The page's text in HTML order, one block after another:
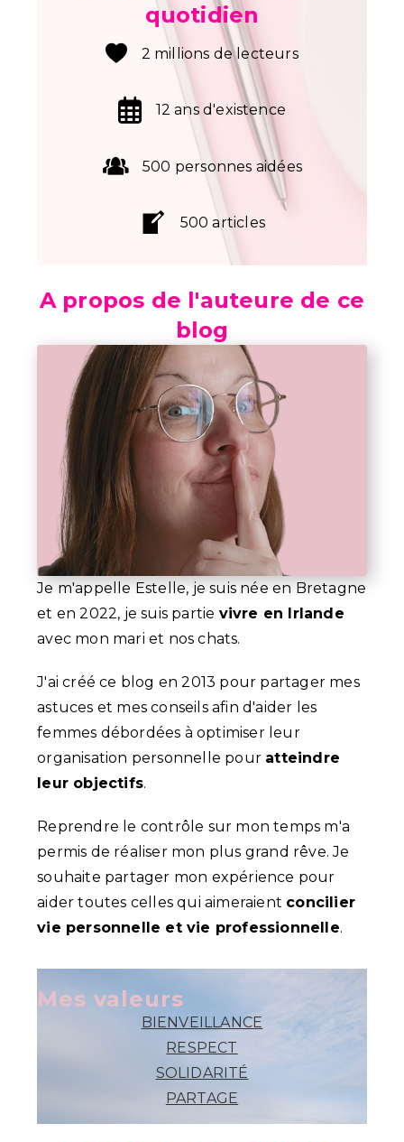
quotidien
2 millions de lecteurs
12 ans d'existence
500 personnes aidées
500 articles
A propos de l'auteure de ce
blog
Je m'appelle Estelle, je suis née en Bretagne
et en 2022, je suis partie vivre en Irlande
avec mon mari et nos chats.
J'ai créé ce blog en 2013 pour partager mes
astuces et mes conseils afin d'aider les
femmes débordées à optimiser leur
organisation personnelle pour atteindre
leur objectifs.
Reprendre le contrôle sur mon temps m'a
permis de réaliser mon plus grand rêve. Je
souhaite partager mon expérience pour
aider toutes celles qui aimeraient concilier
vie personnelle et vie professionnelle.
Mes valeurs
BIENVEILLANCE
RESPECT
SOLIDARITÉ
PARTAGE